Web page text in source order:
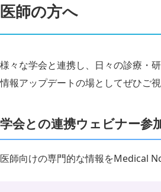
医師の方へ
様々な学会と連携し、日々の診療・
情報アップデートの場としてぜひご視
学会との連携ウェビナー参
医師向けの専門的な情報をMedical